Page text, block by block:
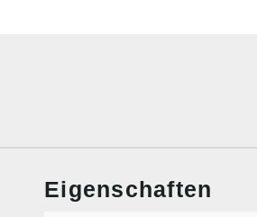
Eigenschaften